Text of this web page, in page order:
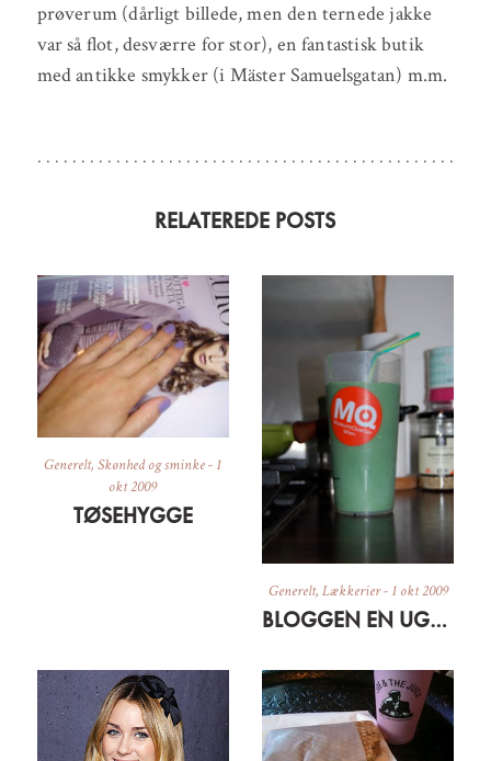
prøverum (dårligt billede, men den ternede jakke
var så flot, desværre for stor), en fantastisk butik
med antikke smykker (i Mäster Samuelsgatan) m.m.
RELATEREDE POSTS
Generelt,Skønhed og sminke- 1
okt 2009
TØSEHYGGE
Generelt, Lækkerier- 1 okt 2009
BLOGGEN EN UGE GAMMEL + GRØN MORGENMAD